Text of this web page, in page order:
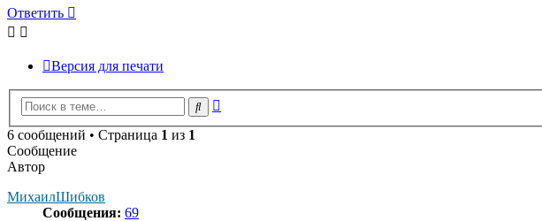
Ответить
Версия для печати
Поиск
6 сообщений • Страница 1 из 1
Сообщение
Автор
МихаилШибков
Сообщения: 69